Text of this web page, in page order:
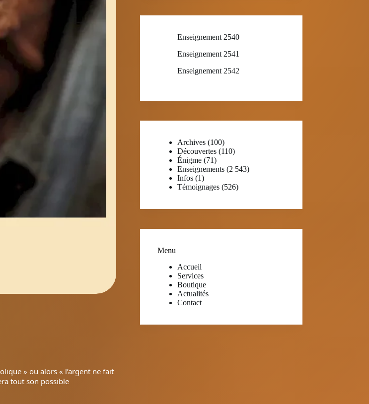
» ou alors « l’argent ne fait
tout son possible
Enseignement 2540
Enseignement 2541
Enseignement 2542
Archives (100)
Découvertes (110)
Énigme (71)
Enseignements (2 543)
Infos (1)
Témoignages (526)
Menu
Accueil
Services
Boutique
Actualités
Contact